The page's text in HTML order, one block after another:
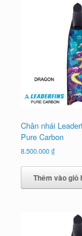
Chân nhái
Pure Carbon
8.500.000₫
Thêm vào giỏ